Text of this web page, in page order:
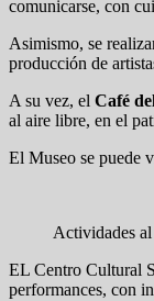
comunicarse, con
Asimismo, se
producción de
A su vez, el Café
al aire libre, en el
El Museo se puede
Actividades
EL Centro Cultural
performances, con